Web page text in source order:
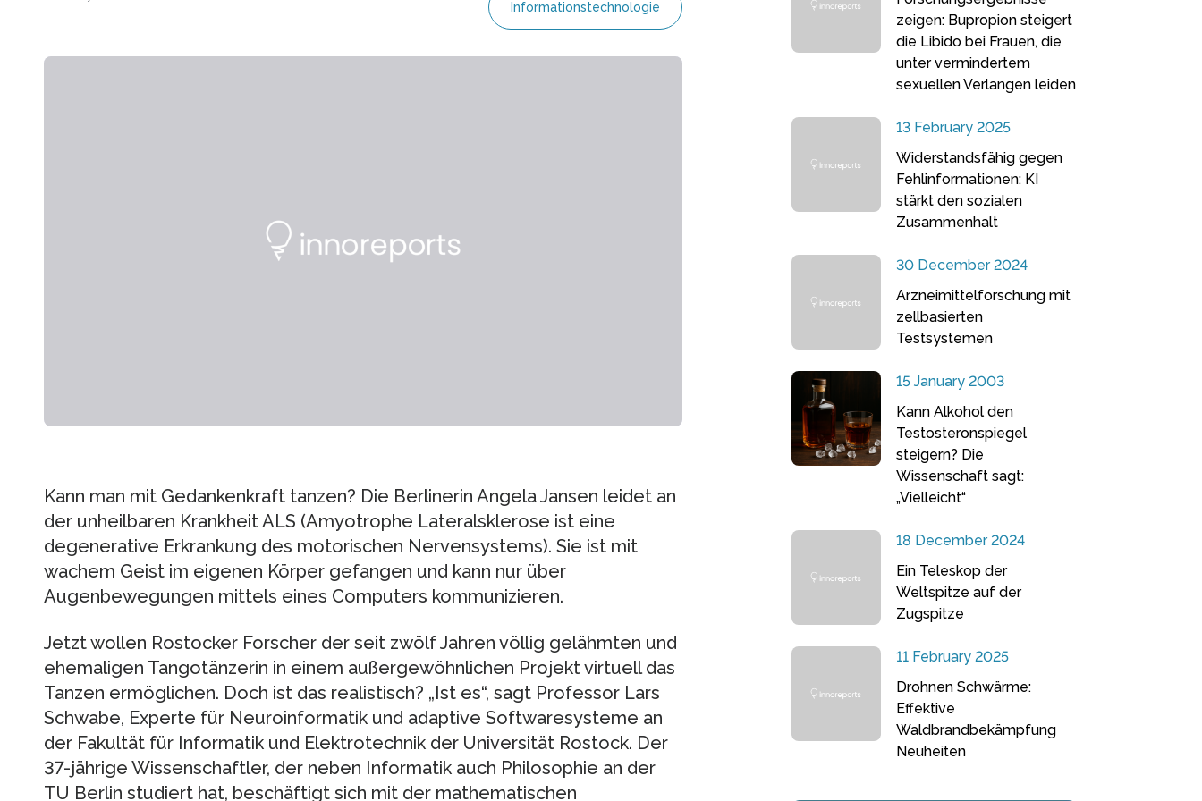
Informationstechnologie
Kann man mit Gedankenkraft tanzen? Die Berlinerin Angela Jansen leidet an
der unheilbaren Krankheit ALS (Amyotrophe Lateralsklerose ist eine
degenerative Erkrankung des motorischen Nervensystems). Sie ist mit
wachem Geist im eigenen Körper gefangen und kann nur über
Augenbewegungen mittels eines Computers kommunizieren.
Jetzt wollen Rostocker Forscher der seit zwölf Jahren völlig gelähmten und
ehemaligen Tangotänzerin in einem außergewöhnlichen Projekt virtuell das
Tanzen ermöglichen. Doch ist das realistisch? „Ist es“, sagt Professor Lars
Schwabe, Experte für Neuroinformatik und adaptive Softwaresysteme an
der Fakultät für Informatik und Elektrotechnik der Universität Rostock. Der
37-jährige Wissenschaftler, der neben Informatik auch Philosophie an der
TU Berlin studiert hat, beschäftigt sich mit der mathematischen
zeigen: Bupropion steigert
die Libido bei Frauen, die
unter vermindertem
sexuellen Verlangen leiden
13 February 2025
Widerstandsfähig gegen
Fehlinformationen: KI
stärkt den sozialen
Zusammenhalt
30 December 2024
Arzneimittelforschung mit
zellbasierten
Testsystemen
15 January 2003
Kann Alkohol den
Testosteronspiegel
steigern? Die
Wissenschaft sagt:
„Vielleicht“
18 December 2024
Ein Teleskop der
Weltspitze auf der
Zugspitze
11 February 2025
Drohnen Schwärme:
Effektive
Waldbrandbekämpfung
Neuheiten